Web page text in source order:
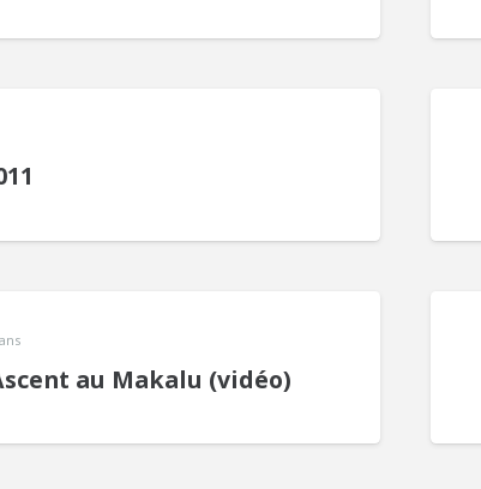
au Makalu (vidéo)